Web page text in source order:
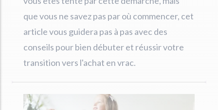
que vous ne savez pas par où commencer, cet
article vous guidera pas à pas avec des
conseils pour bien débuter et réussir votre
transition vers l'achat en vrac.